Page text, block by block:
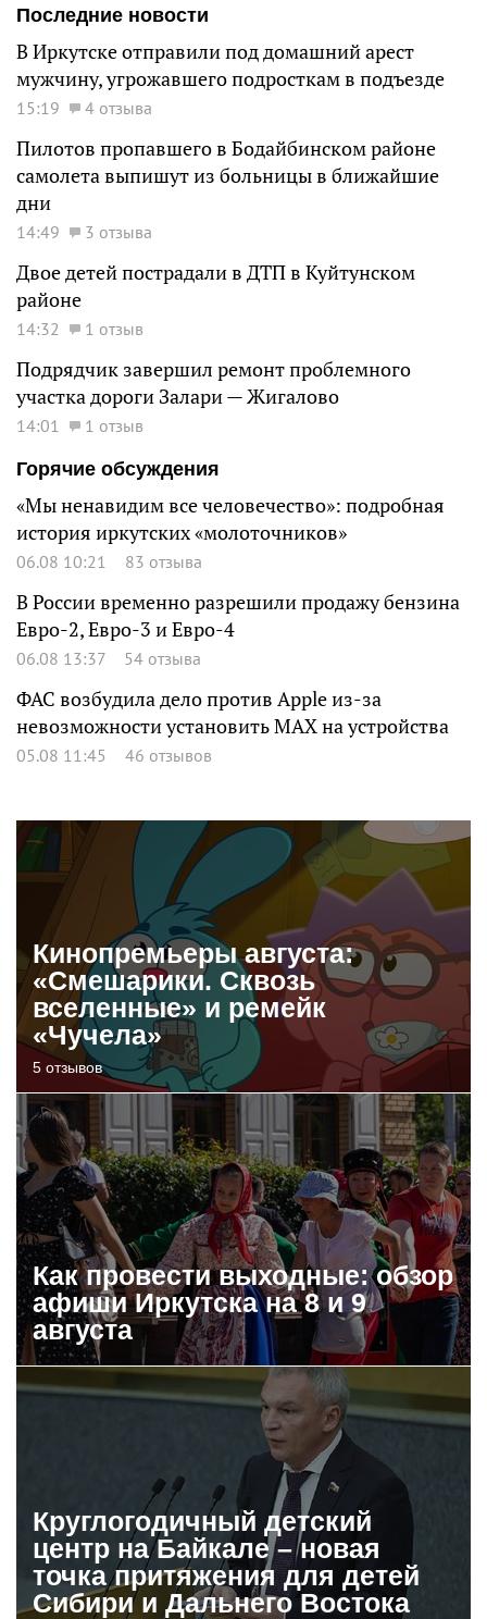
Последние новости
В Иркутске отправили под домашний арест
мужчину, угрожавшего подросткам в подъезде
15:19 4 отзыва
Пилотов пропавшего в Бодайбинском районе
самолета выпишут из больницы в ближайшие
дни
14:49 3 отзыва
Двое детей пострадали в ДТП в Куйтунском
районе
14:32 1 отзыв
Подрядчик завершил ремонт проблемного
участка дороги Залари — Жигалово
14:01
1 отзыв
Горячие обсуждения
«Мы ненавидим все человечество»: подробная
история иркутских «молоточников»
06.08 10:21 83 отзыва
В России временно разрешили продажу бензина
Евро-2, Евро-3 и Евро-4
06.08 13:37 54 отзыва
ФАС возбудила дело против Apple из-за
невозможности установить MAX на устройства
05.08 11:45 46 отзывов
Кинопремьеры августа:
«Смешарики. Сквозь
вселенные» и ремейк
«Чучела»
5 отзывов
Как провести выходные: обзор
афиши Иркутска на 8 и 9
августа
Круглогодичный детский
центр на Байкале – новая
точка притяжения для детей
Сибири и Дальнего Востока